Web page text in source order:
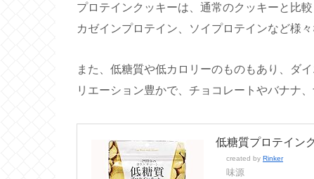
プロテインクッキーは、通常のクッキーと比
カゼインプロテイン、ソイプロテインなど様
また、低糖質や低カロリーのものもあり、ダ
リエーション豊かで、チョコレートやバナナ
低糖質プロテイン
created by Rinker
味源